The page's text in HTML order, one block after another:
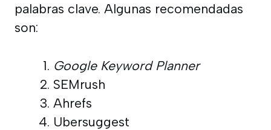
palabras clave. Algunas recomendadas
son:
Google Keyword Planner
SEMrush
Ahrefs
Ubersuggest